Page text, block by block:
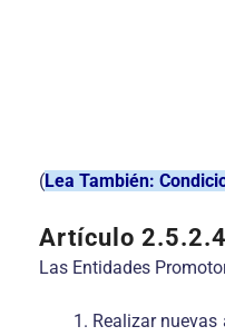
(Lea También:
Artículo
Las Entidades
Realizar